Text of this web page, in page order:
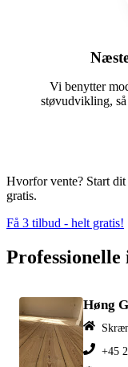
Vi benytter
støvudvikling,
Hvorfor vente? Start
gratis.
Få 3 tilbud - helt gratis!
Høng
+45